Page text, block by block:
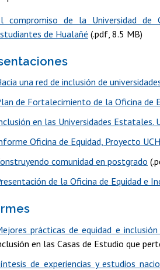
compromiso de la Universidad de
de Hualañé (.pdf, 8.5 MB)
una red de inclusión de
de Fortalecimiento de la Oficina de
en las Universidades Estatales.
Oficina de Equidad, Proyecto
comunidad en postgrado
de la Oficina de Equidad e
prácticas de equidad e
en las Casas de Estudio que
de experiencias y estudios